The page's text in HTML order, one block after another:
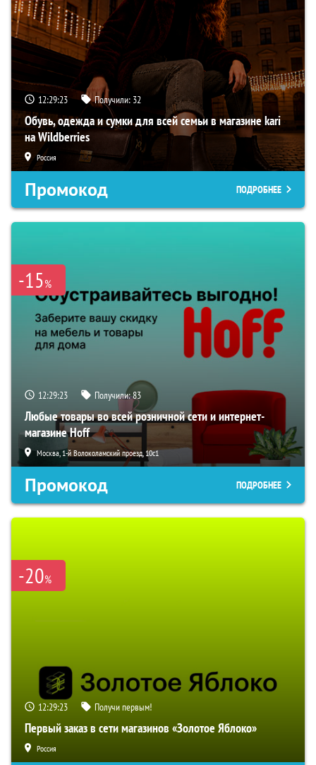
12:29:22 Получили: 32
Обувь, одежда и сумки для всей семьи в магазине kari
на Wildberries
Россия
Промокод ПОДРОБНЕЕ
-15%
12:29:22 Получили:83
Любые товары во всей розничной сети и интернет-
магазине Hoff
Москва, 1-й Волоколамский проезд, 10с1
Промокод ПОДРОБНЕЕ
-20%
12:29:22 Получи первым!
Первый заказ в сети магазинов «Золотое Яблоко»
Россия